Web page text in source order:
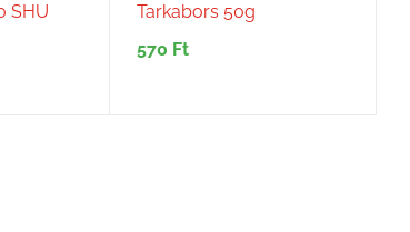
SHU
Tarkabors 50g
570 Ft